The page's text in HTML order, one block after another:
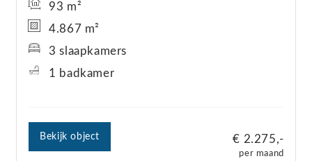
€ 2.275,-
per maand
93 m²
4.867 m²
3 slaapkamers
1 badkamer
Bekijk object